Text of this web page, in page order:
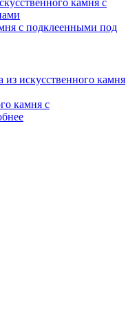
с подклеенными под
камня с